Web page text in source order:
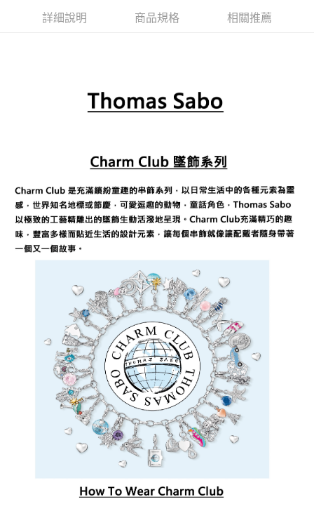
詳細說明 商品規格 相關推薦